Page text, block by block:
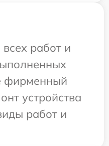
работ и
фирменный
устройства
работ и